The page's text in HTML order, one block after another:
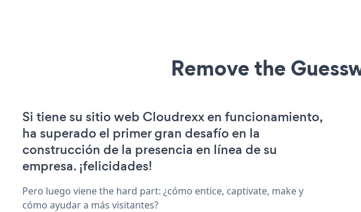
Remove the
Si tiene su sitio web Cloudrexx en funcionamiento,
ha superado el primer gran desafío en la
construcción de la presencia en línea de su
empresa. ¡felicidades!
Pero luego viene the hard part: ¿cómo entice, captivate, make y
cómo ayudar a más visitantes?